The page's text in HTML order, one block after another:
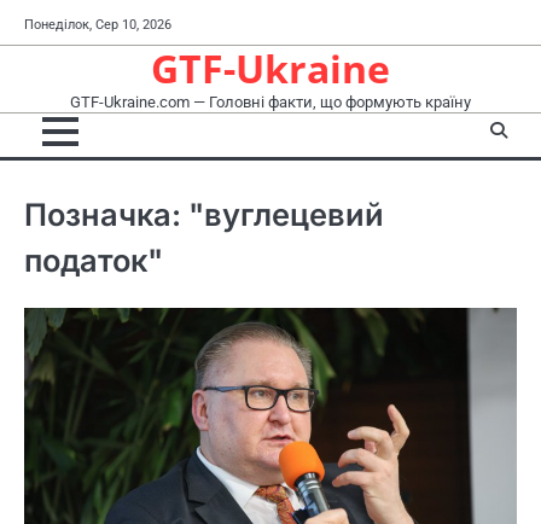
до
Понеділок, Сер 10, 2026
GTF-Ukraine
GTF-Ukraine.com — Головні факти, що формують країну
Позначка: "вуглецевий
податок"